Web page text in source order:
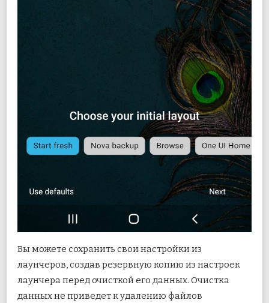
Вы можете сохранить свои настройки из
лаунчеров, создав резервную копию из настроек
лаунчера перед очисткой его данных. Очистка
данных не приведет к удалению файлов